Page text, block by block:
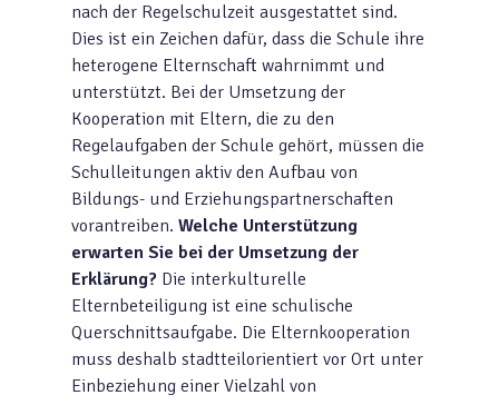
nach der Regelschulzeit ausgestattet sind.
Dies ist ein Zeichen dafür, dass die Schule ihre
heterogene Elternschaft wahrnimmt und
unterstützt. Bei der Umsetzung der
Kooperation mit Eltern, die zu den
Regelaufgaben der Schule gehört, müssen die
Schulleitungen aktiv den Aufbau von
Bildungs- und Erziehungspartnerschaften
vorantreiben. Welche Unterstützung
erwarten Sie bei der Umsetzung der
Erklärung? Die interkulturelle
Elternbeteiligung ist eine schulische
Querschnittsaufgabe. Die Elternkooperation
muss deshalb stadtteilorientiert vor Ort unter
Einbeziehung einer Vielzahl von